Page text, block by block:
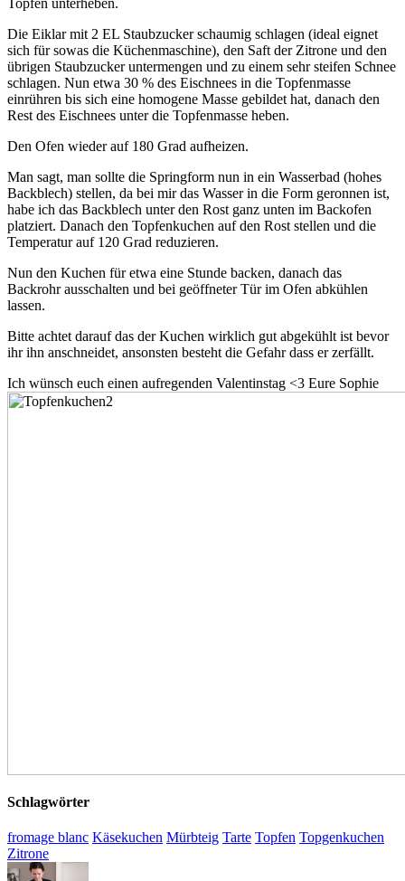
Die Eiklar mit 2 EL Staubzucker schaumig schlagen (ideal eignet
sich für sowas die Küchenmaschine), den Saft der Zitrone und den
übrigen Staubzucker untermengen und zu einem sehr steifen Schnee
schlagen. Nun etwa 30 % des Eischnees in die Topfenmasse
einrühren bis sich eine homogene Masse gebildet hat, danach den
Rest des Eischnees unter die Topfenmasse heben.
Den Ofen wieder auf 180 Grad aufheizen.
Man sagt, man sollte die Springform nun in ein Wasserbad (hohes
Backblech) stellen, da bei mir das Wasser in die Form geronnen ist,
habe ich das Backblech unter den Rost ganz unten im Backofen
platziert. Danach den Topfenkuchen auf den Rost stellen und die
Temperatur auf 120 Grad reduzieren.
Nun den Kuchen für etwa eine Stunde backen, danach das
Backrohr ausschalten und bei geöffneter Tür im Ofen abkühlen
lassen.
Bitte achtet darauf das der Kuchen wirklich gut abgekühlt ist bevor
ihr ihn anschneidet, ansonsten besteht die Gefahr dass er zerfällt.
Ich wünsch euch einen aufregenden Valentinstag <3 Eure Sophie
Schlagwörter
fromage blanc Käsekuchen Mürbteig Tarte Topfen Topgenkuchen
Zitrone